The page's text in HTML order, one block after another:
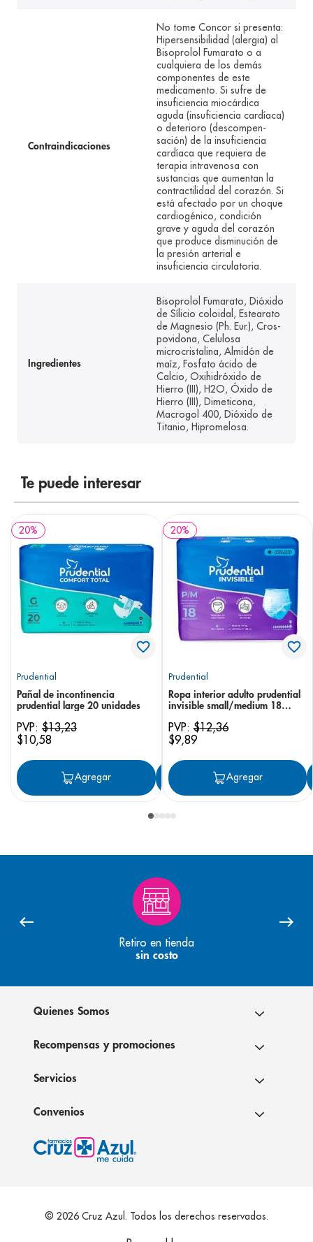
Contraindicaciones
No tome Concor si presenta:
Hipersensibilidad (alergia) al
Bisoprolol Fumarato o a
cualquiera de los demás
componentes de este
medicamento. Si sufre de
insuficiencia miocárdica
aguda (insuficiencia cardíaca)
o deterioro (descompen-
sación) de la insuficiencia
cardíaca que requiera de
terapia intravenosa con
sustancias que aumentan la
contractilidad del corazón. Si
está afectado por un choque
cardiogénico, condición
grave y aguda del corazón
que produce disminución de
la presión arterial e
insuficiencia circulatoria.
Ingredientes
Bisoprolol Fumarato, Dióxido
de Sílicio coloidal, Estearato
de Magnesio (Ph. Eur.), Cros-
povidona, Celulosa
microcristalina, Almidón de
maíz, Fosfato ácido de
Calcio, Oxihidróxido de
Hierro (III), H2O, Óxido de
Hierro (III), Dimeticona,
Macrogol 400, Dióxido de
Titanio, Hipromelosa.
Te puede interesar
20%
Prudential
Pañal de incontinencia
prudential large 20 unidades
PVP: $13,23
$10,58
Agregar Agregar
20%
Prudential
Ropa interior adulto prudential
invisible small/medium 18
PVP:$12,36
$9,89
Agregar
Retiro en tienda
sin costo
Quienes Somos
Recompensas y promociones
Servicios
Convenios
© 2026 Cruz Azul. Todos los derechos reservados.